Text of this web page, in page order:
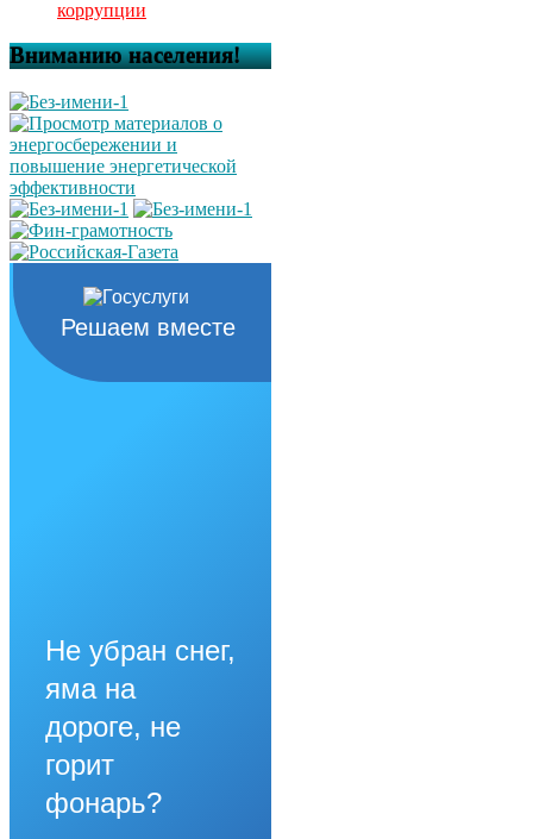
коррупции
Вниманию населения!
Решаем вместе
Не убран снег,
яма на
дороге, не
горит
фонарь?